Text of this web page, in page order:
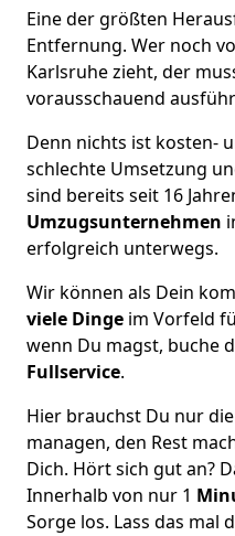
Eine der größten
Entfernung. Wer noch
Karlsruhe zieht, der
vorausschauend
Denn nichts ist kosten-
schlechte Umsetzung
sind bereits seit 16
Umzugsunternehmen
erfolgreich unterwegs.
Wir können als Dein
viele Dinge im Vorfeld
wenn Du magst, buche
Fullservice.
Hier brauchst Du nur
managen, den Rest
Dich. Hört sich gut an?
Innerhalb von nur 1
Sorge los. Lass das mal